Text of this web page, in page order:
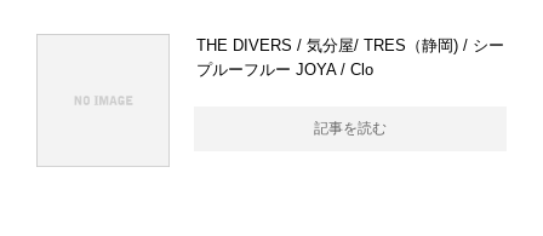
THE DIVERS / 気分屋/ TRES（静岡) / シー
プルーフルー JOYA / Clo
記事を読む